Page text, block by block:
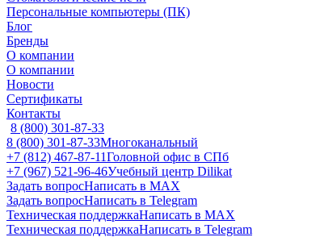
Персональные компьютеры (ПК)
Блог
Бренды
О компании
О компании
Новости
Сертификаты
Контакты
8 (800) 301-87-33
8 (800) 301-87-33Многоканальный
+7 (812) 467-87-11Головной офис в СПб
+7 (967) 521-96-46Учебный центр Dilikat
Задать вопросНаписать в MAX
Задать вопросНаписать в Telegram
Техническая поддержкаНаписать в MAX
Техническая поддержкаНаписать в Telegram